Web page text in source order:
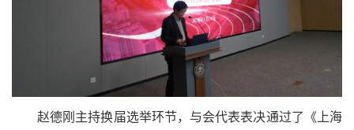
赵德刚主持换届选举环节，与会代表表决通过了《上海